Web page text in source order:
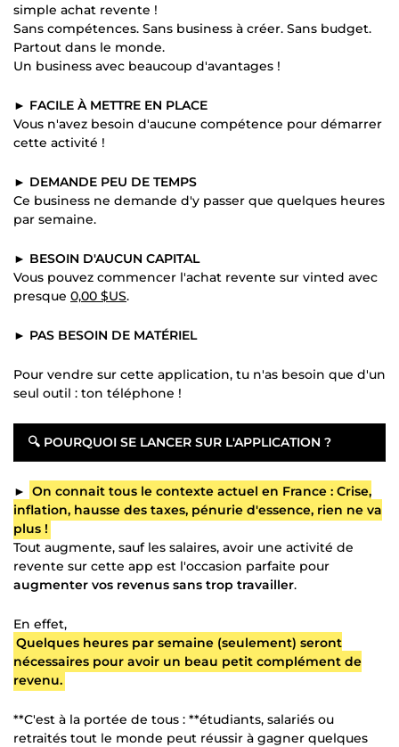
simple achat revente !
Sans compétences. Sans business à créer. Sans budget.
Partout dans le monde.
Un business avec beaucoup d'avantages !
► FACILE À METTRE EN PLACE
Vous n'avez besoin d'aucune compétence pour démarrer
cette activité !
► DEMANDE PEU DE TEMPS
Ce business ne demande d'y passer que quelques heures
par semaine.
► BESOIN D'AUCUN CAPITAL
Vous pouvez commencer l'achat revente sur vinted avec
presque 0,00 $US.
► PAS BESOIN DE MATÉRIEL
Pour vendre sur cette application, tu n'as besoin que d'un
seul outil : ton téléphone !
🔍 POURQUOI SE LANCER SUR L'APPLICATION ?
► On connait tous le contexte actuel en France : Crise,
inflation, hausse des taxes, pénurie d'essence, rien ne va
plus !
Tout augmente, sauf les salaires, avoir une activité de
revente sur cette app est l'occasion parfaite pour
augmenter vos revenus sans trop travailler.
En effet,
Quelques heures par semaine (seulement) seront
nécessaires pour avoir un beau petit complément de
revenu.
**C'est à la portée de tous : **étudiants, salariés ou
retraités tout le monde peut réussir à gagner quelques